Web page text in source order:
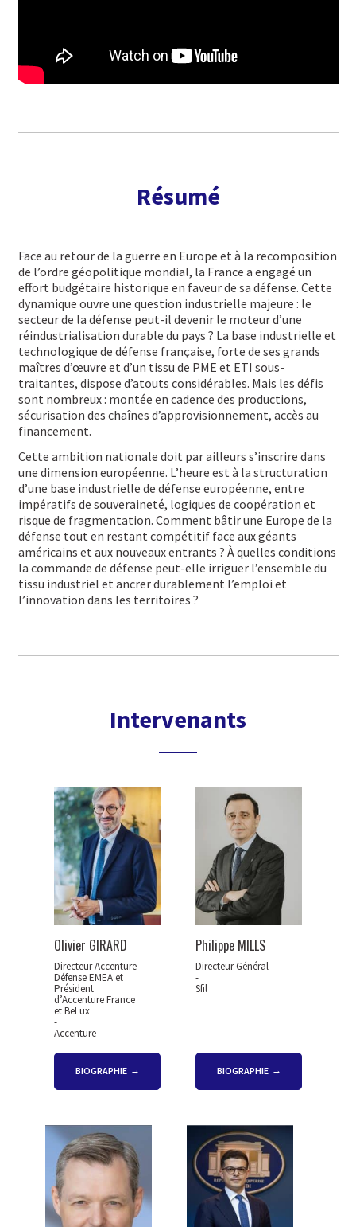
Résumé
Face au retour de la guerre en Europe et à la recomposition
de l’ordre géopolitique mondial, la France a engagé un
effort budgétaire historique en faveur de sa défense. Cette
dynamique ouvre une question industrielle majeure : le
secteur de la défense peut-il devenir le moteur d’une
réindustrialisation durable du pays ? La base industrielle et
technologique de défense française, forte de ses grands
maîtres d’œuvre et d’un tissu de PME et ETI sous-
traitantes, dispose d’atouts considérables. Mais les défis
sont nombreux : montée en cadence des productions,
sécurisation des chaînes d’approvisionnement, accès au
financement.
Cette ambition nationale doit par ailleurs s’inscrire dans
une dimension européenne. L’heure est à la structuration
d’une base industrielle de défense européenne, entre
impératifs de souveraineté, logiques de coopération et
risque de fragmentation. Comment bâtir une Europe de la
défense tout en restant compétitif face aux géants
américains et aux nouveaux entrants ? À quelles conditions
la commande de défense peut-elle irriguer l’ensemble du
tissu industriel et ancrer durablement l’emploi et
l’innovation dans les territoires ?
Intervenants
Olivier GIRARD
Directeur Accenture
Défense EMEA et
Président
d’Accenture France
et BeLux
-
Accenture
BIOGRAPHIE
Philippe MILLS
Directeur Général
-
Sfil
BIOGRAPHIE